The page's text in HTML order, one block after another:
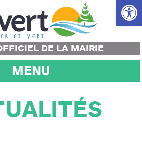
Ouvrir
DE LA MAIRIE
MENU